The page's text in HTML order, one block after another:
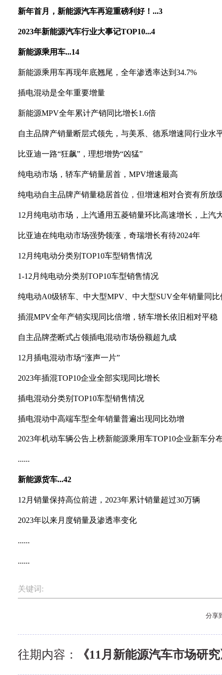
新年首月，新能源汽车再迎重磅利好！...3
2023年新能源汽车行业大事记TOP10...4
新能源乘用车...14
新能源乘用车再现年底翘尾，全年渗透率达到34.7%
插电混动是全年重要增量
新能源MPV全年累计产销同比增长1.6倍
自主品牌产销量断层式领先，与美系、德系增速同行业水
比亚迪一路“狂飙”，理想增势“凶猛”
纯电动市场，轿车产销量居首，MPV增速最高
纯电动自主品牌产销量稳居首位，但增速相对合资有所放
12月纯电动市场，上汽通用五菱销量环比高速增长，上汽
比亚迪在纯电动市场强势领涨，奇瑞增长有待2024年
12月纯电动分类别TOP10车型销售情况
1-12月纯电动分类别TOP10车型销售情况
纯电动A0级轿车、中大型MPV、中大型SUV全年销量同比
插混MPV全年产销实现同比倍增，轿车增长依旧相对平稳
自主品牌垄断式占领插电混动市场份额超九成
12月插电混动市场“涨声一片”
2023年插混TOP10企业全部实现同比增长
插电混动分类别TOP10车型销售情况
插电混动中高端车型全年销量普遍出现同比劲增
2023年机动车辆公告上榜新能源乘用车TOP10企业新车分
......
新能源货车...42
12月销量保持高位前进，2023年累计销量超过30万辆
2023年以来月度销量及渗透率变化
......
......
关键词:
分享
往期内容： 《11月新能源汽车市场研